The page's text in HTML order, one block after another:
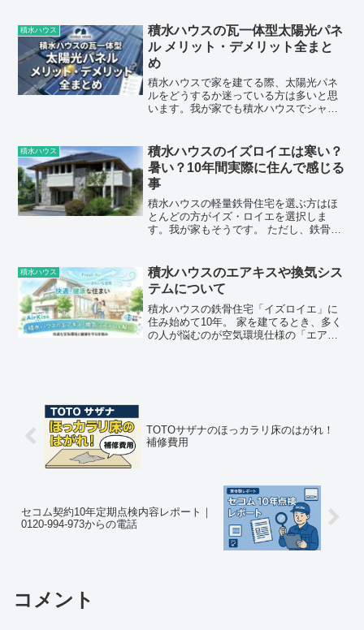
が古い情報が書かれたネット上の情報を
参考に新たに記事を...
積水ハウス
積水ハウスの瓦一体型太陽光パネ
ル メリット・デメリット全まと
め
積水ハウスで家を建てる際、太陽光パネ
ルをどうするか迷っている方は多いと思
います。我が家でも積水ハウスでシャー
か？」と後から考えることも正直ありま
した。この記事では、実際にシ...
積水ハウス
積水ハウスのイズロイエは寒い？
暑い？10年間実際に住んで感じる
事
積水ハウスの軽量鉄骨住宅を選ぶ方はほ
とんどの方がイズ・ロイエを選択しま
す。我が家もそうです。 ただし、鉄骨住
いのではないでしょうか。「鉄骨は冷え
る」 「夏はサウナ状態に...
積水ハウス
積水ハウスのエアキスや換気シス
テムについて
積水ハウスの鉄骨住宅「イズロイエ」に
住み始めて10年。 家を建てるとき、多く
の人が悩むのが空気環境仕様の「エアキ
TOTOサザナのほっカラリ床のはがれ！
補修費用
セコム契約10年定期点検内容レポート｜
0120-994-973からの電話
コメント